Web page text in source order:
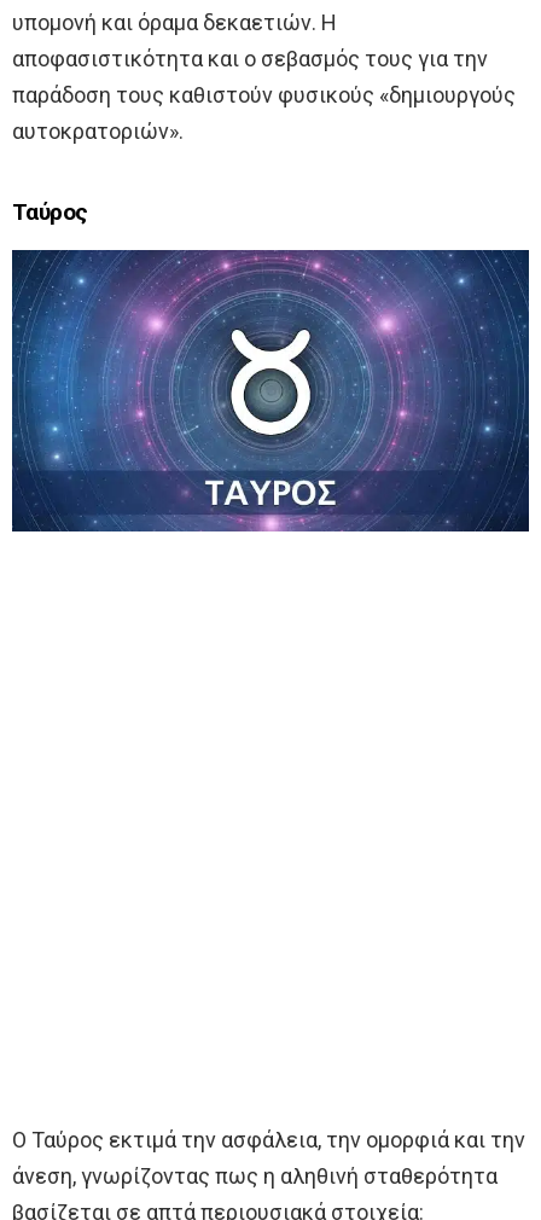
υπομονή και όραμα δεκαετιών. Η
αποφασιστικότητα και ο σεβασμός τους για την
παράδοση τους καθιστούν φυσικούς «δημιουργούς
αυτοκρατοριών».
Ταύρος
Ο Ταύρος εκτιμά την ασφάλεια, την ομορφιά και την
άνεση, γνωρίζοντας πως η αληθινή σταθερότητα
βασίζεται σε απτά περιουσιακά στοιχεία: